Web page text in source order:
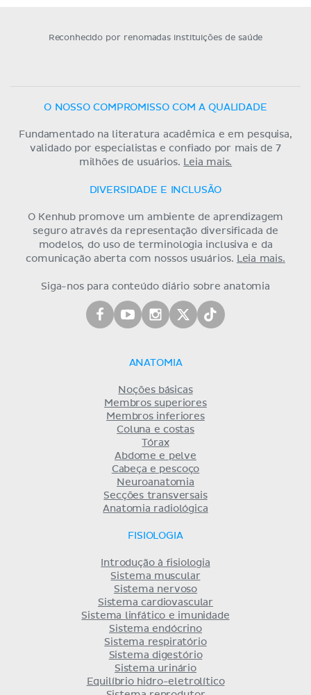
Reconhecido por renomadas instituições de saúde
O NOSSO COMPROMISSO COM A QUALIDADE
Fundamentado na literatura acadêmica e em pesquisa,
validado por especialistas e confiado por mais de 7
milhões de usuários. Leia mais.
DIVERSIDADE E INCLUSÃO
O Kenhub promove um ambiente de aprendizagem
seguro através da representação diversificada de
modelos, do uso de terminologia inclusiva e da
comunicação aberta com nossos usuários. Leia mais.
Siga-nos para conteúdo diário sobre anatomia
ANATOMIA
Noções básicas
Membros superiores
Membros inferiores
Coluna e costas
Tórax
Abdome e pelve
Cabeça e pescoço
Neuroanatomia
Secções transversais
Anatomia radiológica
FISIOLOGIA
Introdução à fisiologia
Sistema muscular
Sistema nervoso
Sistema cardiovascular
Sistema linfático e imunidade
Sistema endócrino
Sistema respiratório
Sistema digestório
Sistema urinário
Equilíbrio hidro-eletrolítico